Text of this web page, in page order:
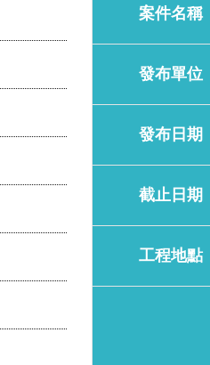
案件名稱
發布單位
發布日期
截止日期
工程地點